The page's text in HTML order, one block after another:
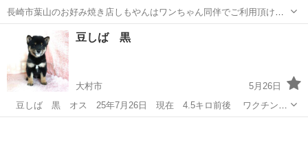
長崎市葉山のお好み焼き店しもやんはワンちゃん同伴でご利用頂けま
す。 「愛犬と一緒にお食事ができるお店をお探しの方へ。 テラス席限
定ですが、ワンちゃん同伴でご利用いただけます。」 営業時間 １１:
３０〜１４:００ １７:３０〜...
長崎市 道ノ尾駅
豆しば 黒
大村市
5月26日
豆しば 黒 オス 25年7月26日 現在 4.5キロ前後 ワクチン
4回 マイクロチップ 狂犬病 格安でお譲りします。